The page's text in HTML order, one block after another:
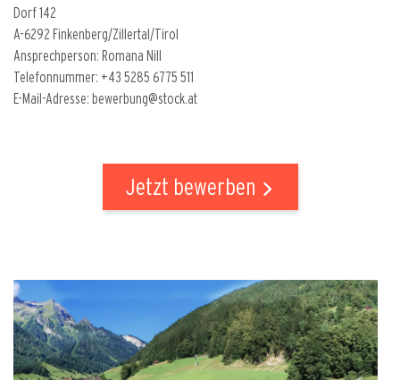
Dorf 142
A-6292 Finkenberg/Zillertal/Tirol
Ansprechperson: Romana Nill
Telefonnummer: +43 5285 6775 511
E-Mail-Adresse: bewerbung@stock.at
Jetzt bewerben